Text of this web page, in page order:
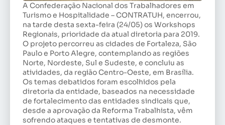
A Confederação Nacional dos Trabalhadores em
Turismo e Hospitalidade – CONTRATUH, encerrou,
na tarde desta sexta-feira (24/05) os Workshops
Regionais, prioridade da atual diretoria para 2019.
O projeto percorreu as cidades de Fortaleza, São
Paulo e Porto Alegre, contemplando as regiões
Norte, Nordeste, Sul e Sudeste, e concluiu as
atividades, da região Centro-Oeste, em Brasília.
Os temas debatidos foram escolhidos pela
diretoria da entidade, baseados na necessidade
de fortalecimento das entidades sindicais que,
desde a aprovação da Reforma Trabalhista, vêm
sofrendo ataques e tentativas de desmonte.